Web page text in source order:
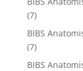
(7)
BIBS
(7)
BIBS